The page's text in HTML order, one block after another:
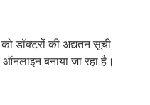
डॉक्टरों की अद्यतन सूची
बनाया जा रहा है।